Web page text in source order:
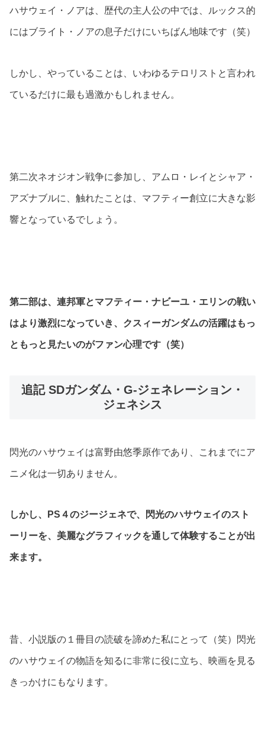
ハサウェイ・ノアは、歴代の主人公の中では、ルックス的
にはブライト・ノアの息子だけにいちばん地味です（笑）
しかし、やっていることは、いわゆるテロリストと言われ
ているだけに最も過激かもしれません。
第二次ネオジオン戦争に参加し、アムロ・レイとシャア・
アズナブルに、触れたことは、マフティー創立に大きな影
響となっているでしょう。
第二部は、連邦軍とマフティー・ナビーユ・エリンの戦い
はより激烈になっていき、クスィーガンダムの活躍はもっ
ともっと見たいのがファン心理です（笑）
追記 SDガンダム・G-ジェネレーション・
ジェネシス
閃光のハサウェイは富野由悠季原作であり、これまでにア
ニメ化は一切ありません。
しかし、PS４のジージェネで、閃光のハサウェイのスト
ーリーを、美麗なグラフィックを通して体験することが出
来ます。
昔、小説版の１冊目の読破を諦めた私にとって（笑）閃光
のハサウェイの物語を知るに非常に役に立ち、映画を見る
きっかけにもなります。